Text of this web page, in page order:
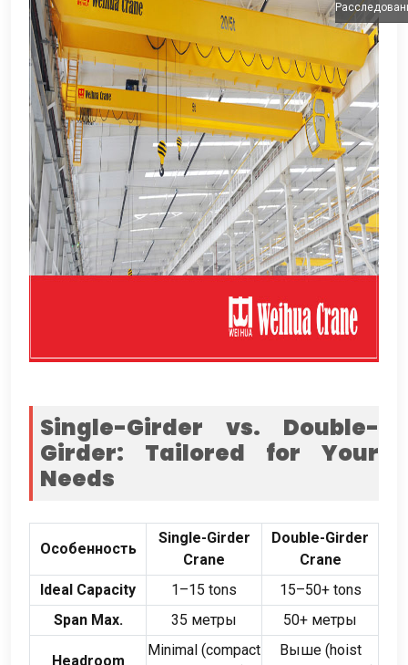
Single-Girder vs. Double-
Girder: Tailored for Your
Needs
Особенность
Single-Girder
Crane
Double-Girder
Crane
Ideal Capacity
1–15 tons 15–50+ tons
Span Max. 35 метры 50+ метры
Headroom
Minimal (compact
Выше (hoist